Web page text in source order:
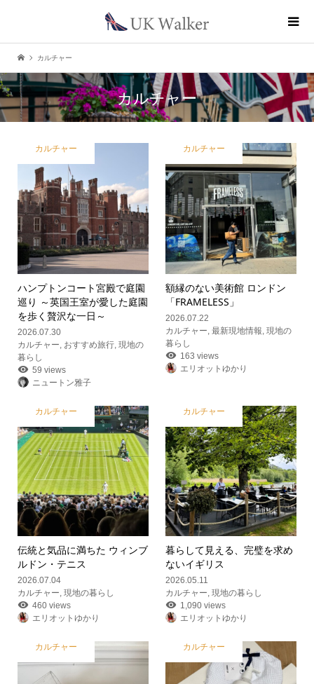
カルチャー
カルチャー
カルチャー
ハンプトンコート宮殿で庭園
巡り ～英国王室が愛した庭園
を歩く贅沢な一日～
2026.07.30
カルチャー おすすめ旅行, 現地の
暮らし
59 views
ニュートン雅子
カルチャー
額縁のない美術館 ロンドン
「FRAMELESS」
2026.07.22
カルチャー ,最新現地情報 ,現地の
暮らし
163 views
エリオットゆかり
カルチャー
伝統と気品に満ちた ウィンブ
ルドン・テニス
2026.07.04
カルチャー, 現地の暮らし
460 views
エリオットゆかり
カルチャー
暮らして見える、完璧を求め
ないイギリス
2026.05.11
カルチャー,現地の暮らし
1,090 views
エリオットゆかり
カルチャー カルチャー